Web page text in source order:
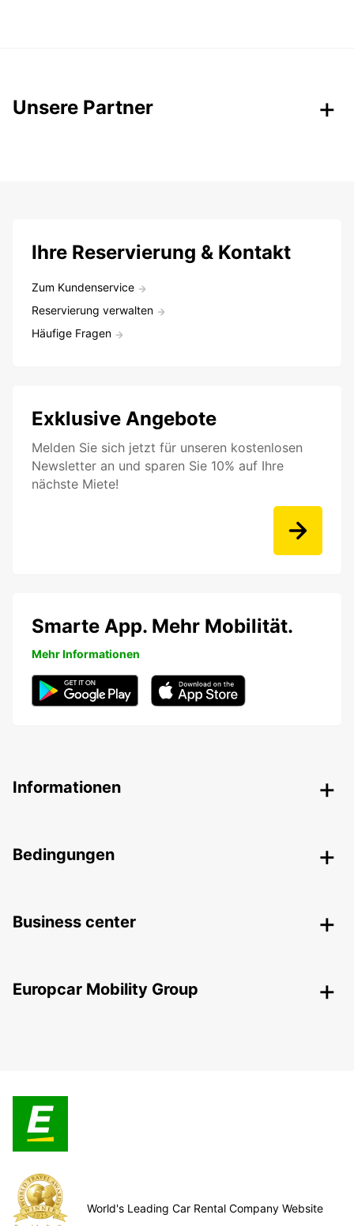
Unsere Partner
Ihre Reservierung & Kontakt
Zum Kundenservice
Reservierung verwalten
Häufige Fragen
Exklusive Angebote
Melden Sie sich jetzt für unseren kostenlosen
Newsletter an und sparen Sie 10% auf Ihre
nächste Miete!
Smarte App. Mehr Mobilität.
Mehr Informationen
Informationen
Bedingungen
Business center
Europcar Mobility Group
World's Leading Car Rental Company Website